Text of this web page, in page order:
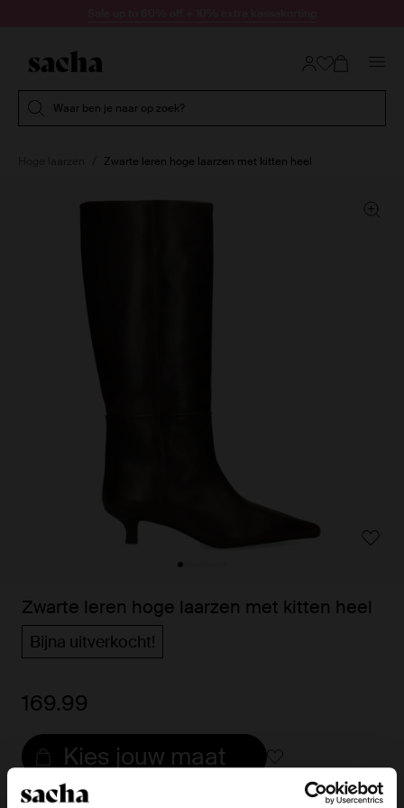
Waar ben je naar op zoek?
Zwarte leren hoge laarzen met kitten heel
Zwarte leren hoge laarzen met kitten heel
Bijna uitverkocht!
169.99
Kies jouw maat